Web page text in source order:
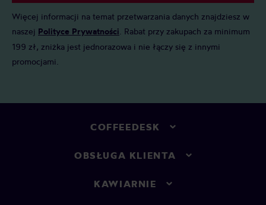
Więcej informacji na temat przetwarzania danych znajdziesz w
naszej Polityce Prywatności . Rabat przy zakupach za minimum
199 zł, zniżka jest jednorazowa i nie łączy się z innymi
promocjami.
COFFEEDESK
OBSŁUGA KLIENTA
KAWIARNIE